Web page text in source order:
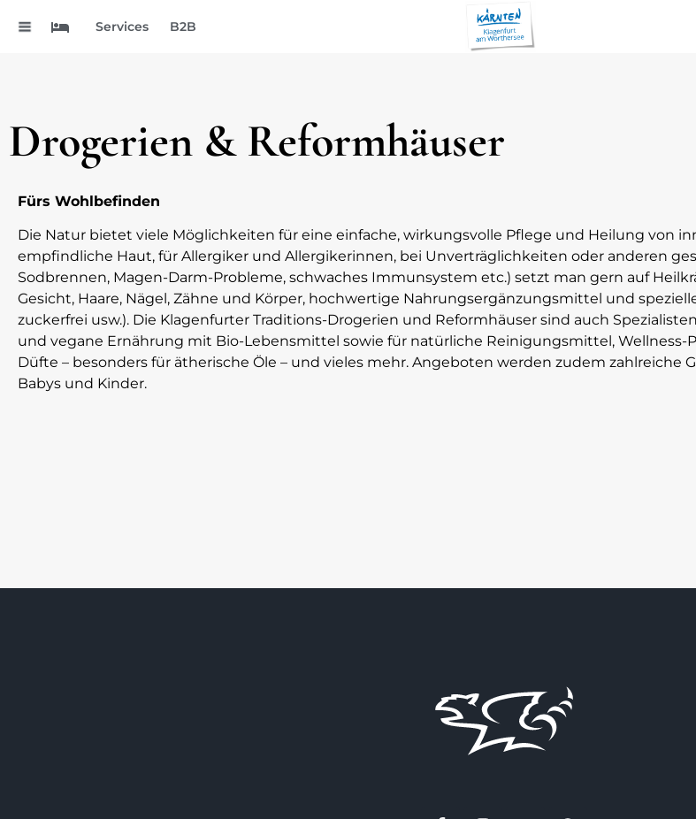
Services B2B
Drogerien & Reformhäuser
Fürs Wohlbefinden
Die Natur bietet viele Möglichkeiten für eine einfache, wirkungsvolle Pflege und Heilung von
empfindliche Haut, für Allergiker und Allergikerinnen, bei Unverträglichkeiten oder anderen
Sodbrennen, Magen-Darm-Probleme, schwaches Immunsystem etc.) setzt man gern auf
Gesicht, Haare, Nägel, Zähne und Körper, hochwertige Nahrungsergänzungsmittel und
zuckerfrei usw.). Die Klagenfurter Traditions-Drogerien und Reformhäuser sind auch
und vegane Ernährung mit Bio-Lebensmittel sowie für natürliche Reinigungsmittel, Wellness-
Düfte – besonders für ätherische Öle – und vieles mehr. Angeboten werden zudem zahlreiche
Babys und Kinder.